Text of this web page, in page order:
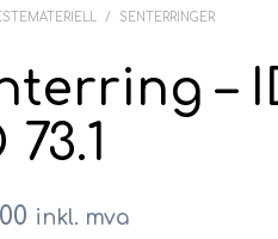
/ SENTERRINGER
–
inkl. mva